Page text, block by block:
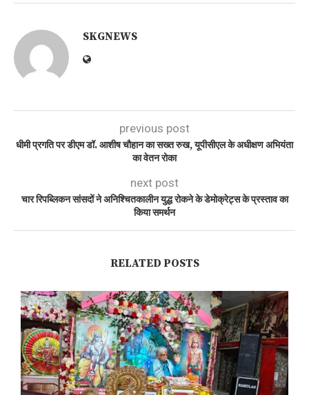
SKGNEWS
previous post
धीमी प्रगति पर डीएम डॉ. आशीष चौहान का सख्त रुख, यूपीसीएल के अधीक्षण अभियंता
का वेतन रोका
next post
चार रिपब्लिकन सांसदों ने अनिश्चितकालीन युद्ध रोकने के डेमोक्रेट्स के प्रस्ताव का
किया समर्थन
RELATED POSTS